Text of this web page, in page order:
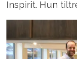
Inspirit. Hun